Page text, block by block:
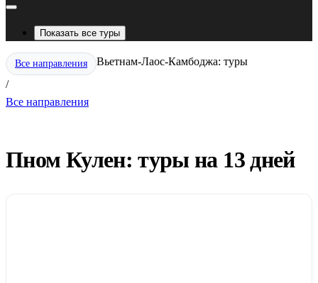
Показать все туры
Все направления
/
Вьетнам-Лаос-Камбоджа: туры
Все направления
Пном Кулен: туры на 13 дней